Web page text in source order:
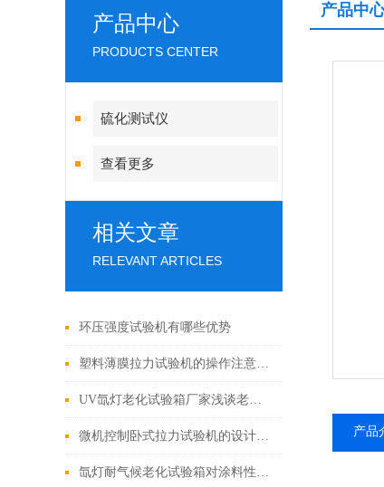
产品中心
PRODUCTS CENTER
硫化测试仪
查看更多
相关文章
RELEVANT ARTICLES
环压强度试验机有哪些优势
塑料薄膜拉力试验机的操作注意事项
UV氙灯老化试验箱厂家浅谈老化的三要素
微机控制卧式拉力试验机的设计与维护要点
氙灯耐气候老化试验箱对涂料性能测试的影响
产品中
产品